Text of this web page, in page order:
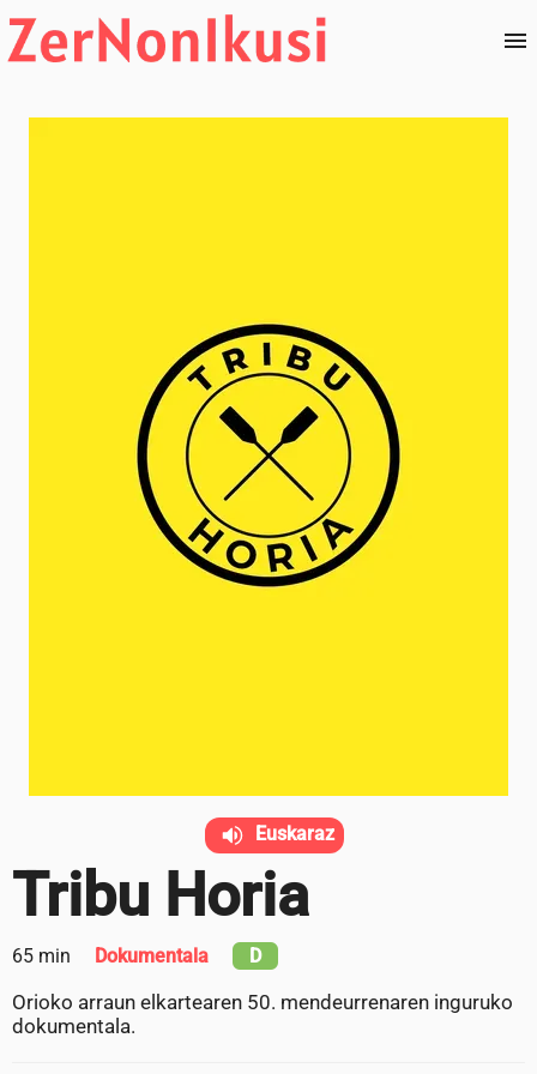
Tribu Horia
65 min Dokumentala D
Orioko arraun elkartearen 50. mendeurrenaren inguruko
dokumentala.
Euskaraz